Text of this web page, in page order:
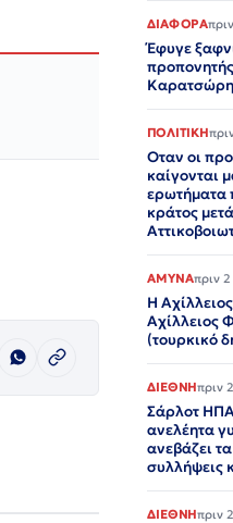
ΔΙΑΦΟΡΑ
Έφυγε
ΠΟΛΙΤΙΚΗ
Οταν οι
καίγονται
ερωτήματα
κράτος
ΑΜΥΝΑπριν
Η
Αχίλλειος
(τουρκικό
ΔΙΕΘΝΗπριν
Σάρλοτ
ανελέητα
ανεβάζει
συλλήψεις
ΔΙΕΘΝΗπριν